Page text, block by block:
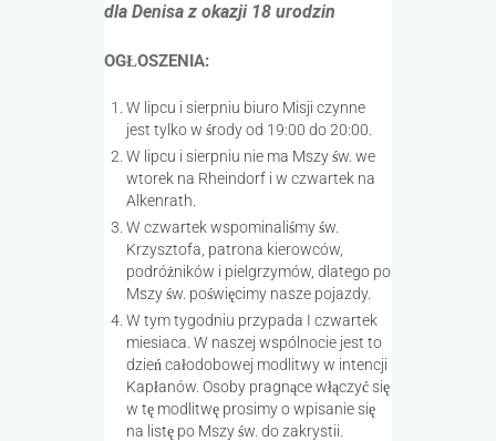
dla Denisa z okazji 18 urodzin
OGŁOSZENIA:
W lipcu i sierpniu biuro Misji czynne
jest tylko w środy od 19:00 do 20:00.
W lipcu i sierpniu nie ma Mszy św. we
wtorek na Rheindorf i w czwartek na
Alkenrath.
W czwartek wspominaliśmy św.
Krzysztofa, patrona kierowców,
podróżników i pielgrzymów, dlatego po
Mszy św. poświęcimy nasze pojazdy.
W tym tygodniu przypada I czwartek
miesiaca. W naszej wspólnocie jest to
dzień całodobowej modlitwy w intencji
Kapłanów. Osoby pragnące włączyć się
w tę modlitwę prosimy o wpisanie się
na listę po Mszy św. do zakrystii.